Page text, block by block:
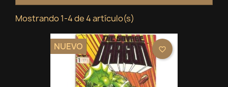
Mostrando 1-4 de 4 artículo(s)
NUEVO favorite_border